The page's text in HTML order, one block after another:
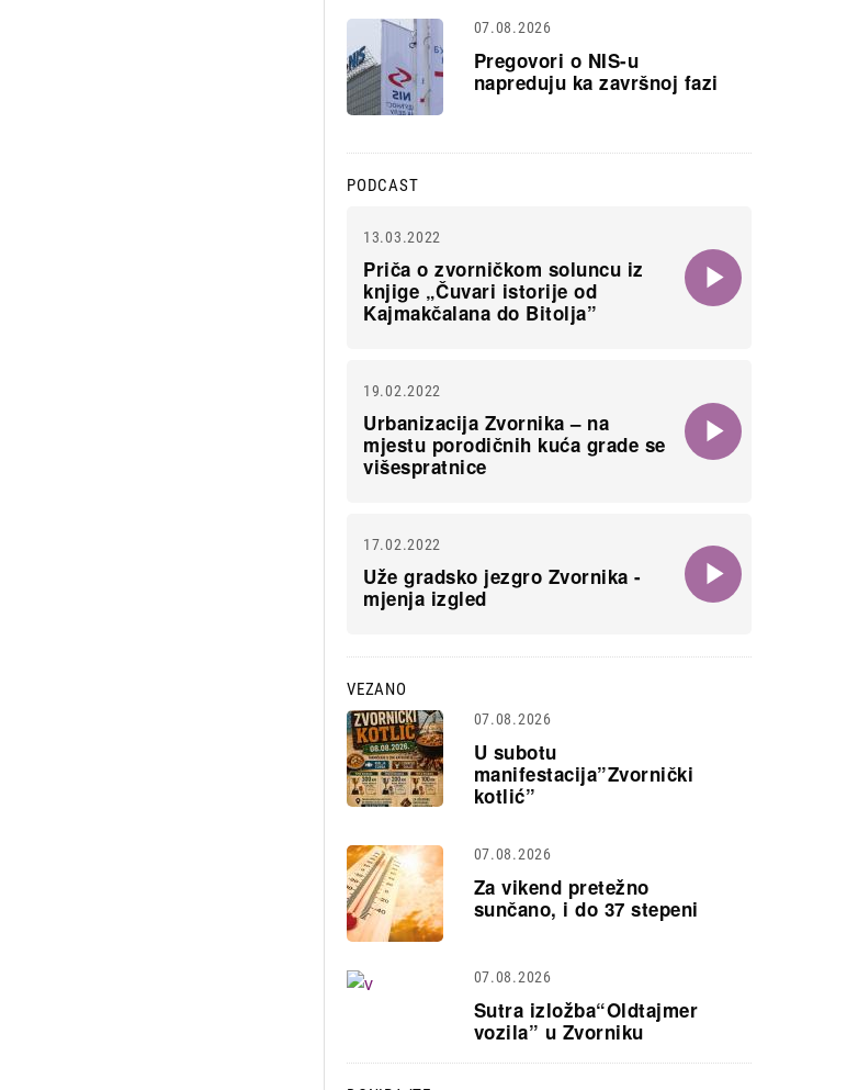
07.08.2026
Pregovori o NIS-u
napreduju ka završnoj fazi
PODCAST
13.03.2022
Priča o zvorničkom soluncu iz
knjige „Čuvari istorije od
Kajmakčalana do Bitolja”
19.02.2022
Urbanizacija Zvornika – na
mjestu porodičnih kuća grade se
višespratnice
17.02.2022
Uže gradsko jezgro Zvornika -
mjenja izgled
VEZANO
07.08.2026
U subotu
manifestacija”Zvornički
kotlić”
07.08.2026
Za vikend pretežno
sunčano, i do 37 stepeni
07.08.2026
Sutra izložba“Oldtajmer
vozila” u Zvorniku